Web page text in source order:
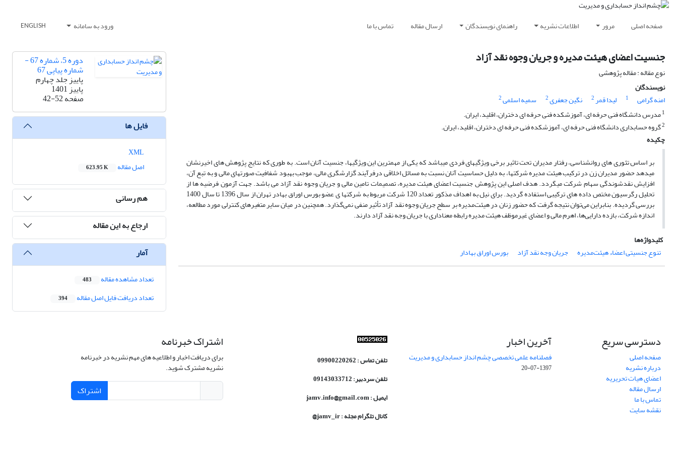
صفحه اصلی مرور اطلاعات نشریه راهنمای نویسندگان ارسال مقاله تماس با ما ورود به سامانه ENGLISH
جنسیت اعضای هیئت مدیره و جریان وجوه نقد آزاد
نوع مقاله : مقاله پژوهشی
نویسندگان
امنه گرامی
1 لیدا قمر2 نگین جعفری2 سمیه اسلمی2
1مدرس دانشگاه فنی حرفه ای، آموزشکده فنی حرفه ای دختران، اقلید، ایران.
2گروه حسابداری دانشگاه فنی حرفه ای، آموزشکده فنی حرفه ای دختران، اقلید، ایران.
چکیده
بر اساس تئوری های روانشناسی، رفتار مدیران تحت تاثیر برخی ویژگیهای فردی میباشد که یکی از مهمترین این ویژگیها، جنسیت آنان است. به طوری که نتایج پژوهش های اخیرنشان
میدهد حضور مدیران زن در ترکیب هیئت مدیره شرکتها، به دلیل حساسیت آنان نسبت به مسائل اخلاقی درفرآیند گزارشگری مالی، موجب بهبود شفافیت صورتهای مالی و به تبع آن،
افزایش نقدشوندگی سهام شرکت میگردد. هدف اصلی این پژوهش جنسیت اعضای هیئت مدیره، تصمیمات تامین مالی و جریان وجوه نقد آزاد می باشد. جهت آزمون فرضیه ها از
تحلیل رگرسیون مختص داده های ترکیبی استفاده گردید. برای نیل به اهداف مذکور تعداد 120 شرکت مربوط به شرکتها ی عضو بورس اوراق بهادر تهران از سال 1396 تا سال 1400
بررسی گردیده. بنابراین می‌توان نتیجه گرفت که حضور زنان در هیئت‌مدیره بر سطح جریان وجوه نقد آزاد تأثیر منفی نمی‌گذارد. همچنین در میان سایر متغیرهای کنترلی مورد مطالعه،
اندازه شرکت، بازده دارایی‌ها، اهرم مالی و اعضای غیرموظف هیئت مدیره رابطه معناداری با جریان وجه نقد آزاد دارند.
کلیدواژه‌ها
تنوع جنسیتی اعضاء هیئت‌مدیره
جریان وجه نقد آزاد بورس اوراق بهادار
دوره 5، شماره 67 -
شماره پیاپی 67
پاییز جلد چهارم
پاییز 1401
صفحه42-52
فایل ها
اصل مقاله
623.95 K
هم رسانی
ارجاع به این مقاله
آمار
تعداد مشاهده مقاله 483
تعداد دریافت فایل اصل مقاله 394
دسترسی سریع
صفحه اصلی
درباره نشریه
اعضای هیات تحریریه
ارسال مقاله
تماس با ما
نقشه سایت
آخرین اخبار
فصلنامه علمی تخصصی چشم انداز حسابداری و مدیریت
1397-07-20
تلفن تماس : 09900220262
تلفن سردبیر: 09143033712
ایمیل : jamv.info@gmail.com
کانال تلگرام مجله : jamv_ir@
اشتراک خبرنامه
برای دریافت اخبار و اطلاعیه های مهم نشریه در خبرنامه
نشریه مشترک شوید.
اشتراک